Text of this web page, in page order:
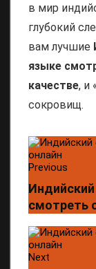
в мир
глубокий
вам лучшие
языке
качестве, и
сокровищ.
Previous
смотреть
Next